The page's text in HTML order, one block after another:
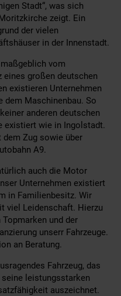
Stadt“, was sich
zeigt. Ein
der vielen
in der Innenstadt.
vom
großen deutschen
existieren Unternehmen
dem Maschinenbau. So
anderen deutschen
existiert wie in Ingolstadt.
dem Zug sowie über
A9.
auch die Motor
Unternehmen existiert
in Familienbesitz. Wir
viel Leidenschaft. Hierzu
und der
unserr Fahrzeuge.
an Beratung.
Fahrzeug, das
leistungsstarken
auszeichnet.